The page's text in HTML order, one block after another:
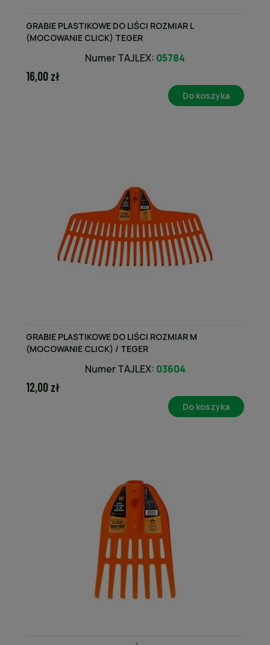
GRABIE PLASTIKOWE DO LIŚCI ROZMIAR L
(MOCOWANIE CLICK) TEGER
Numer TAJLEX: 05784
16,00 zł
Do koszyka
GRABIE PLASTIKOWE DO LIŚCI ROZMIAR M
(MOCOWANIE CLICK) / TEGER
Numer TAJLEX: 03604
12,00 zł
Do koszyka